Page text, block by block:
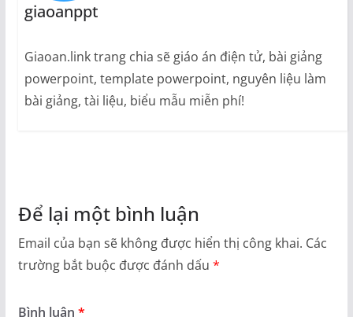
giaoanppt
Giaoan.link trang chia sẽ giáo án điện tử, bài giảng
powerpoint, template powerpoint, nguyên liệu làm
bài giảng, tài liệu, biểu mẫu miễn phí!
Để lại một bình luận
Email của bạn sẽ không được hiển thị công khai. Các
trường bắt buộc được đánh dấu *
Bình luận *